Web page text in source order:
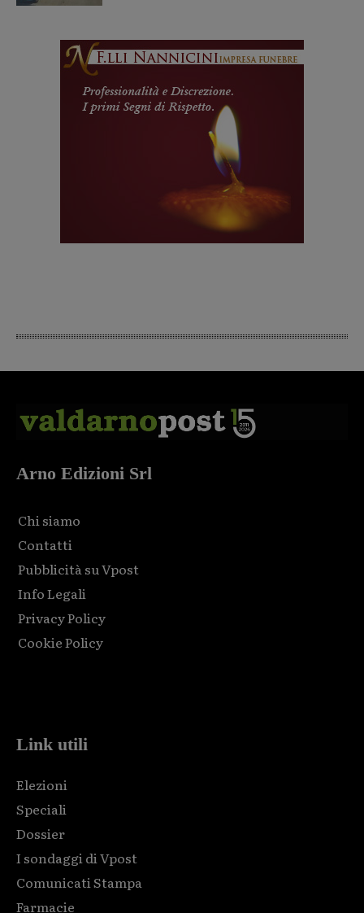
Arno Edizioni Srl
Chi siamo
Contatti
Pubblicità su Vpost
Info Legali
Privacy Policy
Cookie Policy
Link utili
Elezioni
Speciali
Dossier
I sondaggi di Vpost
Comunicati Stampa
Farmacie